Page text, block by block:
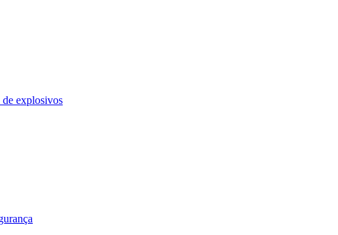
de explosivos